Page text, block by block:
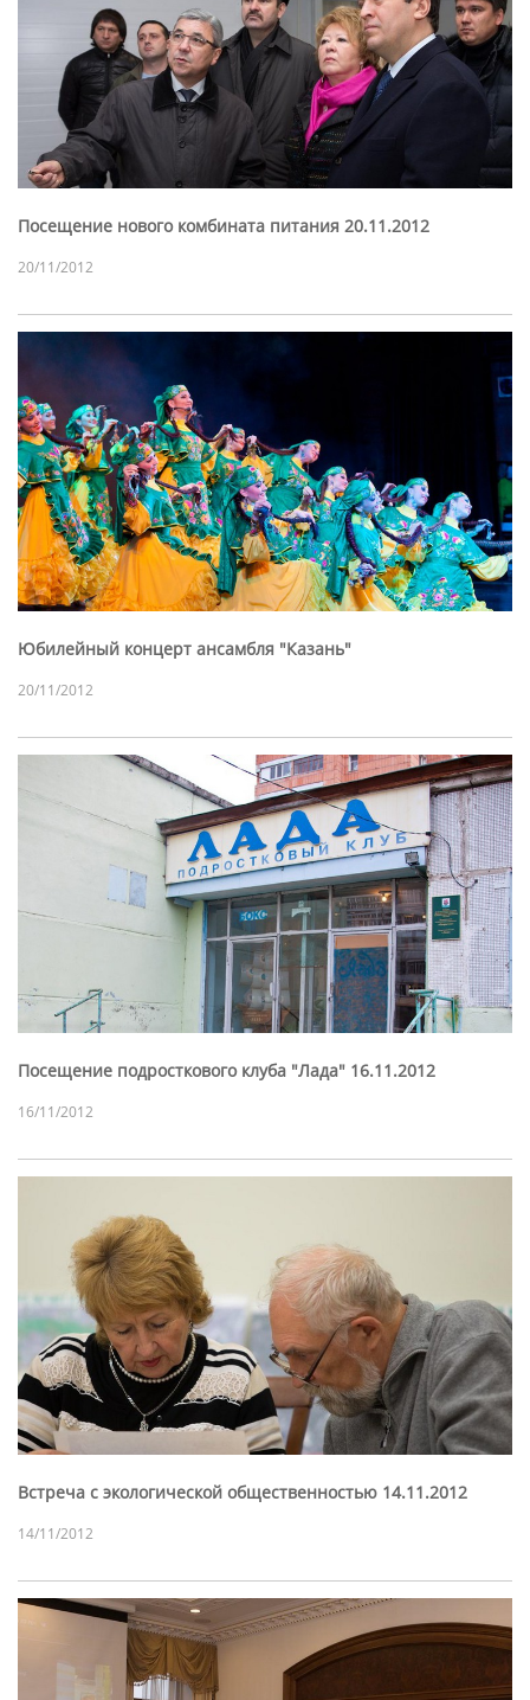
Посещение нового комбината питания 20.11.2012
20/11/2012
Юбилейный концерт ансамбля "Казань"
20/11/2012
Посещение подросткового клуба "Лада" 16.11.2012
16/11/2012
Встреча с экологической общественностью 14.11.2012
14/11/2012